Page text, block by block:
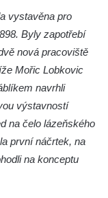
vystavěna pro
Byly zapotřebí
nová pracoviště
Mořic Lobkovic
navrhli
výstavností
na čelo lázeňského
první náčrtek, na
na konceptu